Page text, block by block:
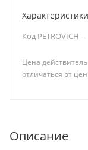
Характеристики
Код PETROVICH
Цена
отличаться от
Описание